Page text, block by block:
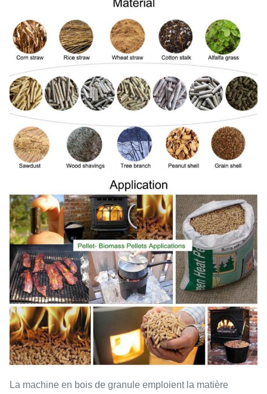
La machine en bois de granule emploient la matière